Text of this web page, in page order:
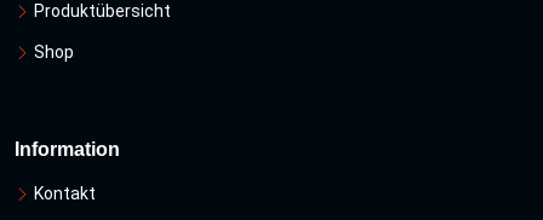
Produktübersicht
Shop
Information
Kontakt